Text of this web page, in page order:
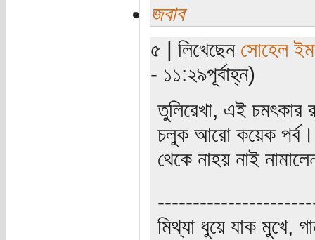
জবাব
৫ | লিখেছেন সোহেল
- ১১:২৯পূর্বাহ্ন)
তুলিরেখা, এই চমৎকার
চলুক আরো কয়েক পর্ব।
থেকে নাহয় নাই
মিথ্যা ধুয়ে যাক মুখে,